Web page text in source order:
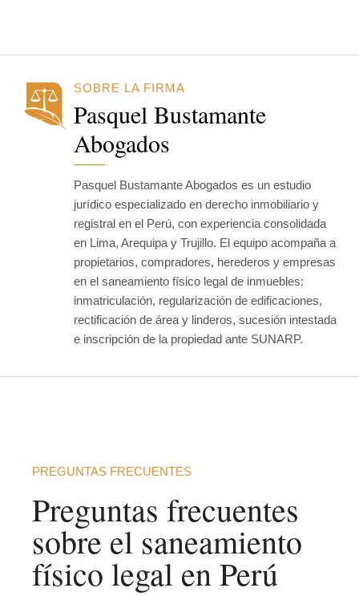
SOBRE LA FIRMA
Pasquel Bustamante
Abogados
Pasquel Bustamante Abogados es un estudio
jurídico especializado en derecho inmobiliario y
registral en el Perú, con experiencia consolidada
en Lima, Arequipa y Trujillo. El equipo acompaña a
propietarios, compradores, herederos y empresas
en el saneamiento físico legal de inmuebles:
inmatriculación, regularización de edificaciones,
rectificación de área y linderos, sucesión intestada
e inscripción de la propiedad ante SUNARP.
PREGUNTAS FRECUENTES
Preguntas frecuentes
sobre el saneamiento
físico legal en Perú